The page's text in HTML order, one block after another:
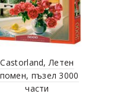
Castorland, Летен
пъзел 3000
части